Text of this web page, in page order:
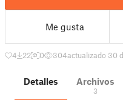
Me gusta
4 22 0 304actualizado 30
Detalles Archivos
3